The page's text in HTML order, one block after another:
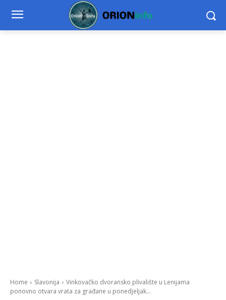
Home Slavonija
Vinkovačko dvoransko plivalište u Lenijama
ponovno otvara vrata za građane u ponedjeljak...